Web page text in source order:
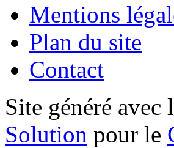
Mentions
Plan du site
Contact
Site généré
Solution pour le